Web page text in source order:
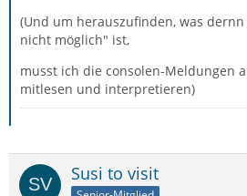
(Und um herauszufinden, was
nicht möglich" ist,
musst ich die consolen-Meldungen
mitlesen und interpretieren)
Susi to visit